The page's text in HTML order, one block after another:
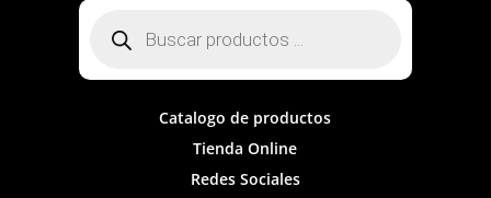
productos
Catalogo de productos
Tienda Online
Redes Sociales